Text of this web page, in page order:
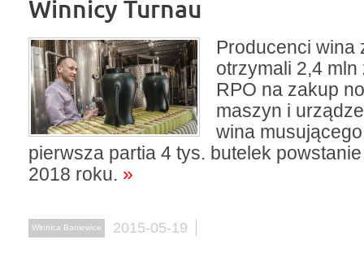
Winnicy Turnau
Producenci wina
otrzymali 2,4 mln
RPO na zakup
maszyn i
wina
pierwsza partia 4 tys. butelek
2018 roku. »
Winnica Baniewice 2015-05-19